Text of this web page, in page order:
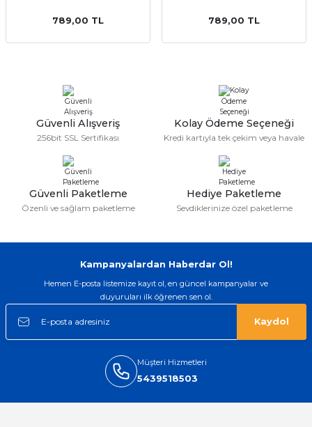
789,00 TL 789,00 TL
Güvenli Alışveriş
256bit SSL Sertifikası
Kolay Ödeme Seçeneği
Kredi kartıyla tek çekim veya havale
Güvenli Paketleme
Özenli ve sağlam paketleme
Hediye Paketleme
Sevdiklerinize özel paketleme
Kampanyalardan Haberdar Ol!
Hemen E-posta listemize kayıt ol, en güncel kampanyalar ve
duyuruları ilk öğrenen sen ol.
Kaydol
Müşteri Hizmetleri
5439518503